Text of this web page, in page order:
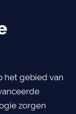
het gebied van
zorgen